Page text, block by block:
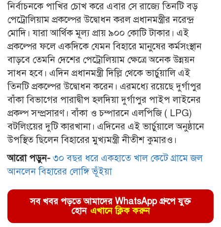
নির্বাচনকে পাখির চোখ করে এবার সে রাজ্যে তিনটি বড়
পেট্রোলিয়াম প্রকল্পের উদ্বোধন করল প্রধানমন্ত্রীর নরেন্দ্র
মোদি। যারা আর্থিক মূল্য প্রায় ৯০০ কোটি টাকার। এই
প্রকল্পের ফলে একদিকে যেমন বিহারে মানুষের কর্মসংস্থান
বাড়বে তেমনি দেশের পেট্রোলিয়াম ক্ষেত্রে অনেক উন্নয়ন
সাধন হবে। এদিন প্রধানমন্ত্রী দিল্লি থেকে ভার্চুয়ালি এই
তিনটি প্রকল্পের উদ্বোধন করেন। এরমধ্যে রয়েছে দুর্গাপুর
বাঁকা বিভাগের পারাদ্বীপ হলদিয়া দুর্গাপুর পাইপ লাইনের
প্রকল্প সম্প্রসারণ। বাঁকা ও চম্পারনে এলপিজি ( LPG)
বটলিংয়ের দুটি কারখানা। এদিনের এই ভার্চুয়ালে অনুষ্ঠানে
উপস্থিত ছিলেন বিহারের মুখ্যমন্ত্রী নীতীশ কুমারও।
আরো পড়ুন- ৩০ বছর ধরে একহাতে খাল কেটে গ্রামে জল
আনলেন বিহারের লোঙ্গি ভূঁইয়া
সব খবর পড়তে আমাদের WhatsApp গ্রুপে যুক্ত
হোন এখানে ক্লিক করুন